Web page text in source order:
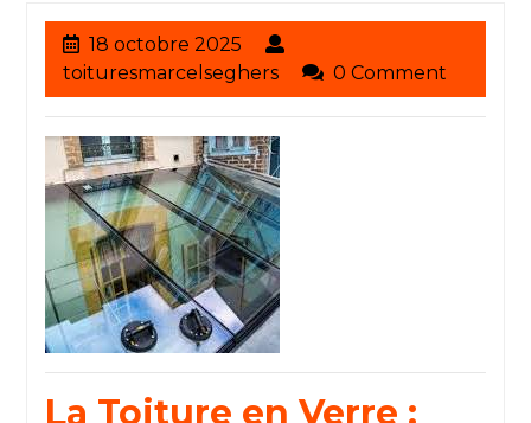
18 octobre 2025
octobre
2025
toituresmarcelsegherstoituresmarcelseghers
0 Comment
La Toiture en Verre :